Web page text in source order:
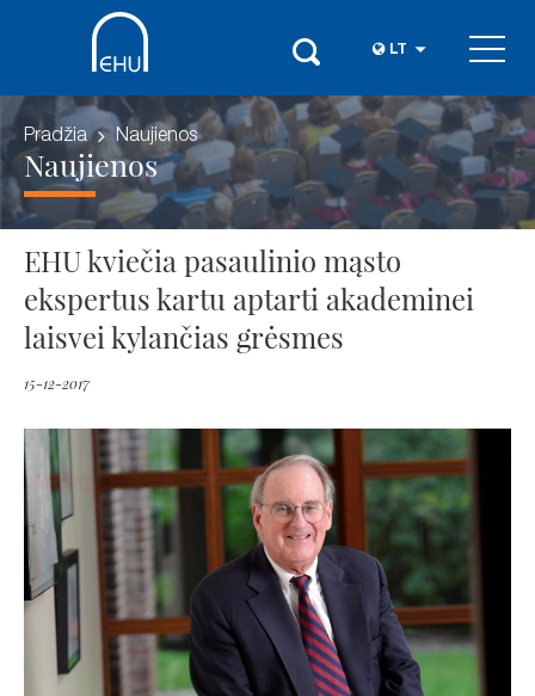
LT
Pradžia Naujienos
Naujienos
EHU kviečia pasaulinio mąsto
ekspertus kartu aptarti akademinei
laisvei kylančias grėsmes
15-12-2017